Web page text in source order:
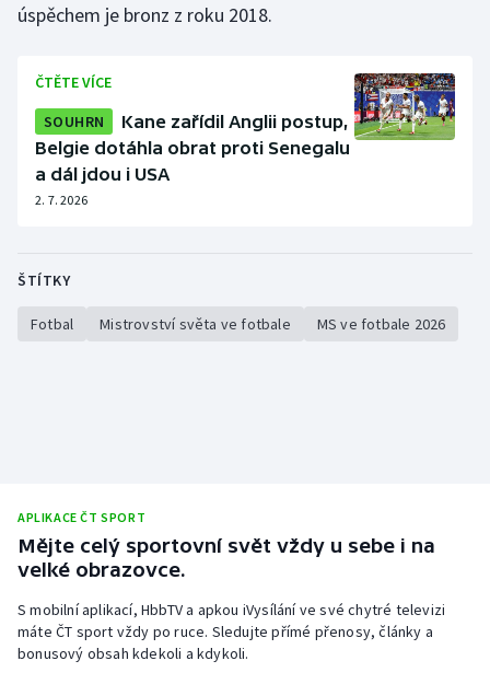
úspěchem je bronz z roku 2018.
ČTĚTE VÍCE
SOUHRN
Kane zařídil Anglii postup,
Belgie dotáhla obrat proti Senegalu
a dál jdou i USA
2. 7. 2026
ŠTÍTKY
Fotbal Mistrovství světa ve fotbale MS ve fotbale 2026
APLIKACE ČT SPORT
Mějte celý sportovní svět vždy u sebe i na
velké obrazovce.
S mobilní aplikací, HbbTV a apkou iVysílání ve své chytré televizi
máte ČT sport vždy po ruce. Sledujte přímé přenosy, články a
bonusový obsah kdekoli a kdykoli.